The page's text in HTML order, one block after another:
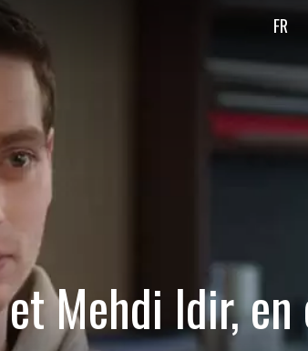
FR
et Mehdi Idir,